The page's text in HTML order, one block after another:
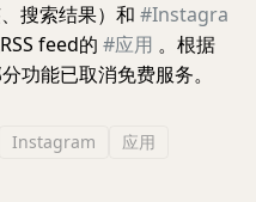
搜索结果）和 #Instagra
feed的 #应用 。根据
能已取消免费服务。
Instagram 应用